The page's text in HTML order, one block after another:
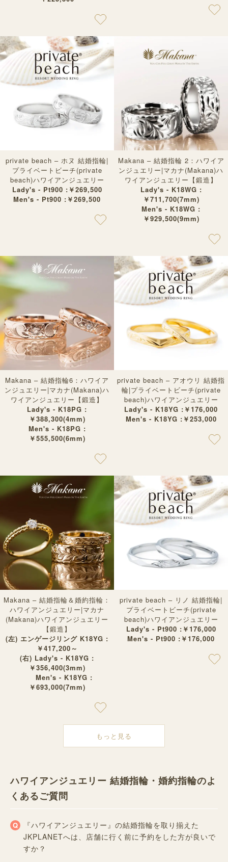
private beach – ホヌ 結婚指輪|
プライベートビーチ(private
beach)ハワイアンジュエリー
Lady's - Pt900 :￥269,500
Men's - Pt900 :￥269,500
Makana – 結婚指輪 2：ハワイア
ンジュエリー|マカナ(Makana)ハ
ワイアンジュエリー【鍛造】
Lady's - K18WG :
￥711,700(7mm)
Men's - K18WG :
￥929,500(9mm)
Makana – 結婚指輪6：ハワイア
ンジュエリー|マカナ(Makana)ハ
ワイアンジュエリー【鍛造】
Lady's - K18PG :
￥388,300(4mm)
Men's - K18PG :
￥555,500(6mm)
private beach – アオウリ 結婚指
輪|プライベートビーチ(private
beach)ハワイアンジュエリー
Lady's - K18YG :￥176,000
Men's - K18YG :￥253,000
Makana – 結婚指輪＆婚約指輪：
ハワイアンジュエリー|マカナ
(Makana)ハワイアンジュエリー
【鍛造】
(左) エンゲージリング K18YG :
￥417,200～
(右) Lady's - K18YG :
￥356,400(3mm)
Men's - K18YG :
￥693,000(7mm)
private beach – リノ 結婚指輪|
プライベートビーチ(private
beach)ハワイアンジュエリー
Lady's - Pt900 :￥176,000
Men's - Pt900 :￥176,000
もっと見る
ハワイアンジュエリー 結婚指輪・婚約指輪のよ
くあるご質問
『ハワイアンジュエリー』の結婚指輪を取り揃えた
JKPLANETへは、店舗に行く前に予約をした方が良いで
すか？